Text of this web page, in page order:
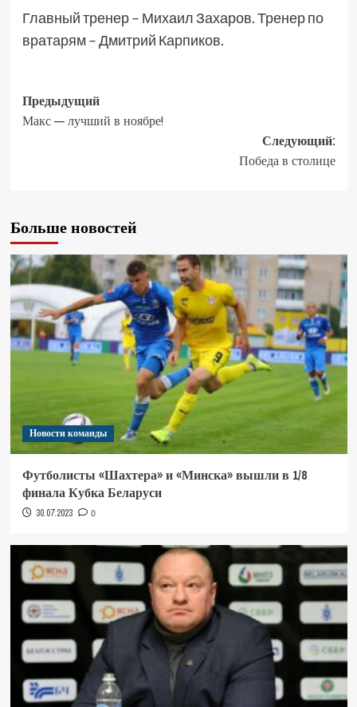
Главный тренер – Михаил Захаров. Тренер по
вратарям – Дмитрий Карпиков.
Предыдущий
Макс — лучший в ноябре!
Следующий:
Победа в столице
Больше новостей
Новости команды
Футболисты «Шахтера» и «Минска» вышли в 1/8
финала Кубка Беларуси
30.07.2023 0